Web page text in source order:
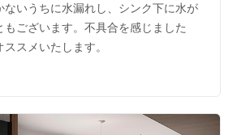
ないうちに水漏れし、シンク下に水が
もございます。不具合を感じました
スメいたします。